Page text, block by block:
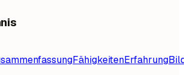
FähigkeitenErfahrung